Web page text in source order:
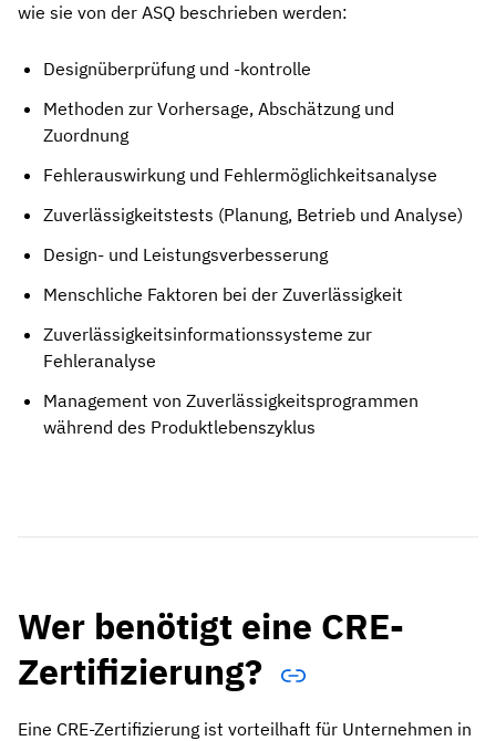
wie sie von der ASQ beschrieben werden:
Designüberprüfung und -kontrolle
Methoden zur Vorhersage, Abschätzung und
Zuordnung
Fehlerauswirkung und Fehlermöglichkeitsanalyse
Zuverlässigkeitstests (Planung, Betrieb und Analyse)
Design- und Leistungsverbesserung
Menschliche Faktoren bei der Zuverlässigkeit
Zuverlässigkeitsinformationssysteme zur
Fehleranalyse
Management von Zuverlässigkeitsprogrammen
während des Produktlebenszyklus
Wer benötigt eine CRE-
Zertifizierung?
Eine CRE-Zertifizierung ist vorteilhaft für Unternehmen in